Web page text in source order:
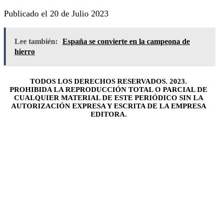
Publicado el 20 de Julio 2023
Lee también:
España se convierte en la campeona de
hierro
TODOS LOS DERECHOS RESERVADOS. 2023.
PROHIBIDA LA REPRODUCCIÓN TOTAL O PARCIAL DE
CUALQUIER MATERIAL DE ESTE PERIÓDICO SIN LA
AUTORIZACIÓN EXPRESA Y ESCRITA DE LA EMPRESA
EDITORA.